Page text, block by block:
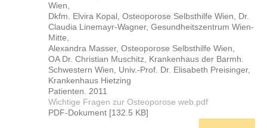
Wien,
Dkfm. Elvira Kopal, Osteoporose Selbsthilfe Wien, Dr.
Claudia Linemayr-Wagner, Gesundheitszentrum Wien-
Mitte,
Alexandra Masser, Osteoporose Selbsthilfe Wien,
OA Dr. Christian Muschitz, Krankenhaus der Barmh.
Schwestern Wien, Univ.-Prof. Dr. Elisabeth Preisinger,
Krankenhaus Hietzing
Patienten. 2011
Wichtige Fragen zur Osteoporose web.pdf
PDF-Dokument [132.5 KB]